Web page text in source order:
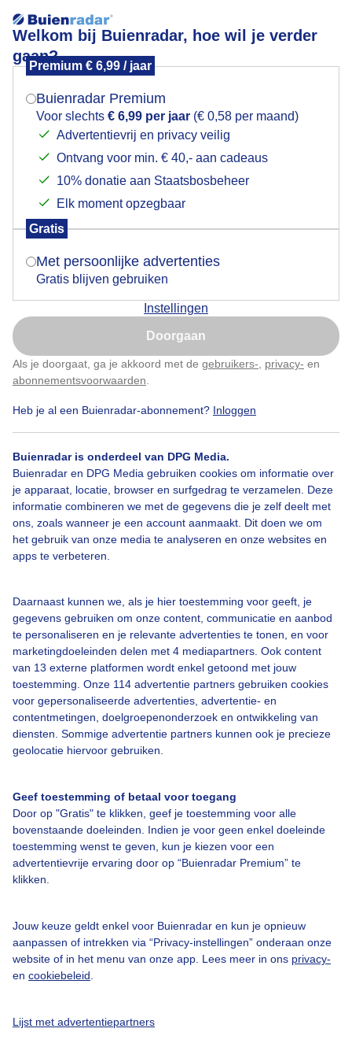
Welkom bij Buienradar, hoe wil je verder
gaan?
Premium € 6,99 / jaar
Buienradar Premium
Voor slechts € 6,99 per jaar (€ 0,58 per maand)
Advertentievrij en privacy veilig
Ontvang voor min. € 40,- aan cadeaus
10% donatie aan Staatsbosbeheer
Elk moment opzegbaar
Gratis
Met persoonlijke advertenties
Gratis blijven gebruiken
Instellingen
Doorgaan
Als je doorgaat, ga je akkoord met de gebruikers- privacy- en
abonnementsvoorwaarden
Heb je al een Buienradar-abonnement? Inloggen
Buienradar is onderdeel van DPG Media.
Buienradar en DPG Media gebruiken cookies om informatie over
je apparaat, locatie, browser en surfgedrag te verzamelen. Deze
informatie combineren we met de gegevens die je zelf deelt met
ons, zoals wanneer je een account aanmaakt. Dit doen we om
het gebruik van onze media te analyseren en onze websites en
apps te verbeteren.
Daarnaast kunnen we, als je hier toestemming voor geeft, je
gegevens gebruiken om onze content, communicatie en aanbod
te personaliseren en je relevante advertenties te tonen, en voor
marketingdoeleinden delen met 4 mediapartners. Ook content
van 13 externe platformen wordt enkel getoond met jouw
toestemming. Onze 114 advertentie partners gebruiken cookies
voor gepersonaliseerde advertenties, advertentie- en
contentmetingen, doelgroepenonderzoek en ontwikkeling van
diensten. Sommige advertentie partners kunnen ook je precieze
geolocatie hiervoor gebruiken.
Geef toestemming of betaal voor toegang
Door op "Gratis" te klikken, geef je toestemming voor alle
bovenstaande doeleinden. Indien je voor geen enkel doeleinde
toestemming wenst te geven, kun je kiezen voor een
advertentievrije ervaring door op “Buienradar Premium” te
klikken.
Jouw keuze geldt enkel voor Buienradar en kun je opnieuw
aanpassen of intrekken via “Privacy-instellingen” onderaan onze
website of in het menu van onze app. Lees meer in ons privacy-
en cookiebeleid
Lijst met advertentiepartners
Lucht soms best grijs
Het blijft blij licht gespetter soms maar de bewolking
Door: Gerard Boukes Gemaakt: 13-06-2026, 41x bekeken
Wolken
Bekijk slideshow
Over Buienradar
Bedrijfsgegevens
Contact
Toegankelijkheid
Gebruikersvoorwaarden
Adverteren
Privacy beleid
Cookie beleid
Gratis weerdata
Mogen we je locatie gebruiken voor het
Indien je hier nog geen akkoord op hebt gegeven,
verschijnt er zo een pop-up uit je browser waarin
Is goed, toon de popup
Nu niet, misschien later
Klik hierom dit aan te passen